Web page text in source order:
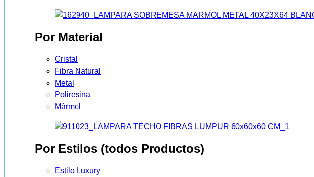
Por Material
Cristal
Fibra Natural
Metal
Poliresina
Mármol
Por Estilos (todos Productos)
Estilo Luxury